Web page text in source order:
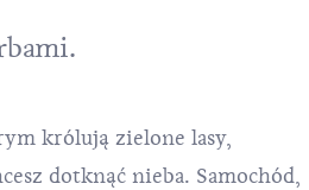
królują zielone lasy,
dotknąć nieba. Samochód,